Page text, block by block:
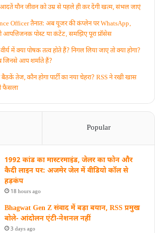
याैन जीवन को उम्र से पहले ही कर देंगी खत्म, संभल जाएं
Officer तैनात: अब यूजर की कंप्लेन पर WhatsApp‚
आपत्तिजनक पोस्ट या कंटेंट‚ समझिए पूरा प्रॉसेस
में क्या पोषक तत्व होते हैं? निगल लिया जाए तो क्या होगा?
जिनसे आप शर्माते हैं?
तेज, कौन होगा पार्टी का नया चेहरा? RSS ने रखी खास
फैसला
Popular
1992 कांड का मास्टरमाइंड, जेलर का फोन और
कैदी लाइन पर: अजमेर जेल में वीडियो कॉल से
हड़कंप
18 hours ago
Bhagwat Gen Z संवाद में बड़ा बयान, RSS प्रमुख
बोले- आंदोलन एंटी-नेशनल नहीं
3 days ago